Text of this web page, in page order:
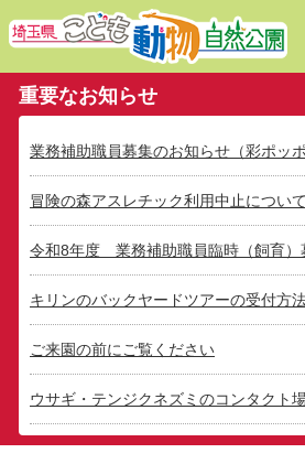
重要なお知らせ
業務補助職員募集のお知らせ（彩ポッ
冒険の森アスレチック利用中止について
令和8年度 業務補助職員臨時（飼育）
キリンのバックヤードツアーの受付方
ご来園の前にご覧ください
ウサギ・テンジクネズミのコンタクト